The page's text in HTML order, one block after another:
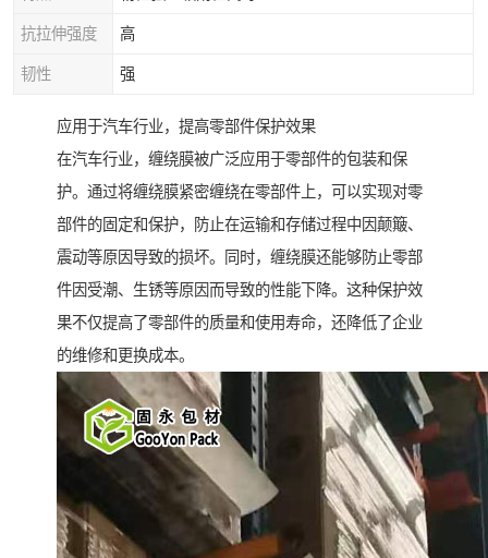
抗拉伸强度 高
韧性 强
应用于汽车行业，提高零部件保护效果
在汽车行业，缠绕膜被广泛应用于零部件的包装和保
护。通过将缠绕膜紧密缠绕在零部件上，可以实现对零
部件的固定和保护，防止在运输和存储过程中因颠簸、
震动等原因导致的损坏。同时，缠绕膜还能够防止零部
件因受潮、生锈等原因而导致的性能下降。这种保护效
果不仅提高了零部件的质量和使用寿命，还降低了企业
的维修和更换成本。